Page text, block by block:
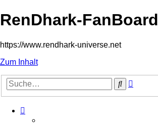
RenDhark-FanBoard
https://www.rendhark-universe.net
Zum Inhalt
Suche